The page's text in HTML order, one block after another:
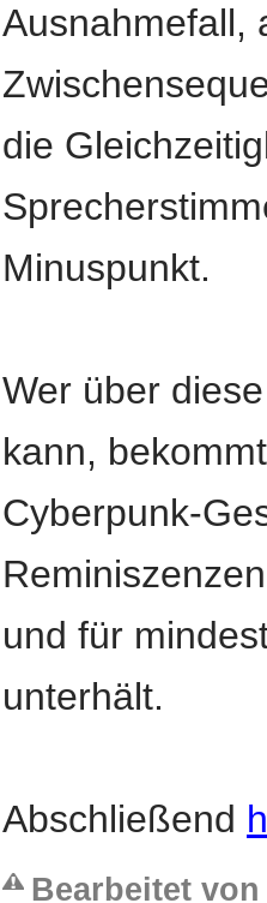
Ausnahmefall,
die
Minuspunkt.
Wer über
kann,
Cyberpunk-
und für
unterhält.
Abschließend
Bearbeitet von